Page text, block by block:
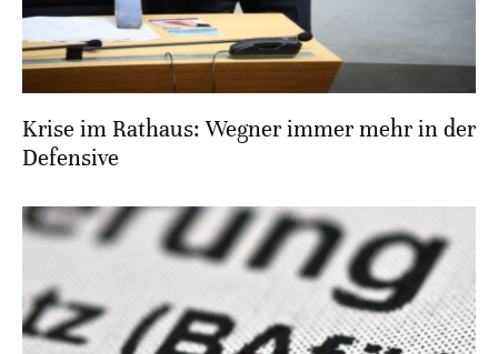
Krise im Rathaus: Wegner immer mehr in der
Defensive